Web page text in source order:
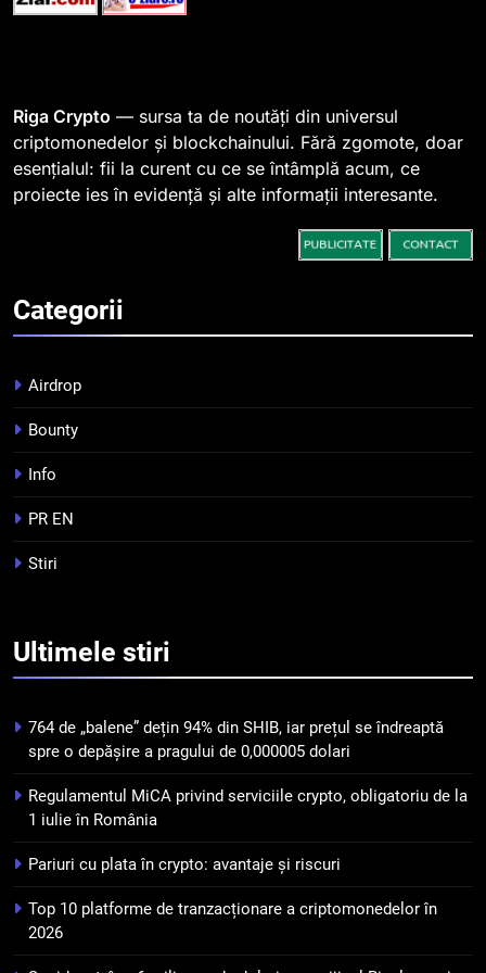
spre o depășire a pragului de
0,000005 dolari
STIRI
2
Regulamentul MiCA privind
serviciile crypto, obligatoriu de
la 1 iulie în România
3
Pariuri cu plata în crypto:
4
criptomonedelor în 2026
INFO
pierdut jumătate din aceștia
puțin de 24 de ore
6
Banii digitali și arhitectura
încrederii: O nouă viziune asupra
7
WhiteBIT și FC Barcelona
pentru a stimula implicarea
Riga Crypto — sursa ta de noutăți din universul
criptomonedelor și blockchainului. Fără zgomote, doar
esențialul: fii la curent cu ce se întâmplă acum, ce
proiecte ies în evidență și alte informații interesante.
Categorii
Airdrop
Bounty
Info
PR EN
Stiri
Ultimele stiri
764 de „balene” dețin 94% din SHIB, iar prețul se îndreaptă
spre o depășire a pragului de 0,000005 dolari
Regulamentul MiCA privind serviciile crypto, obligatoriu de la
1 iulie în România
Pariuri cu plata în crypto: avantaje și riscuri
Top 10 platforme de tranzacționare a criptomonedelor în
2026